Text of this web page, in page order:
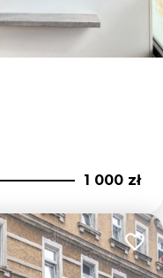
1 000 zł